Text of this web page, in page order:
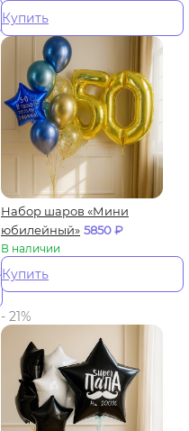
Купить
Набор шаров «Мини
юбилейный» 5850₽
В наличии
Купить
- 21%